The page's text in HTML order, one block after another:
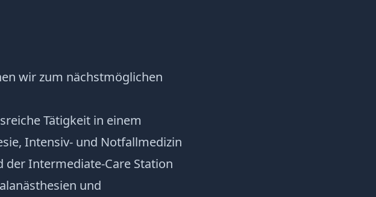
wir zum nächstmöglichen
Tätigkeit in einem
Intensiv- und Notfallmedizin
Intermediate-Care Station
und